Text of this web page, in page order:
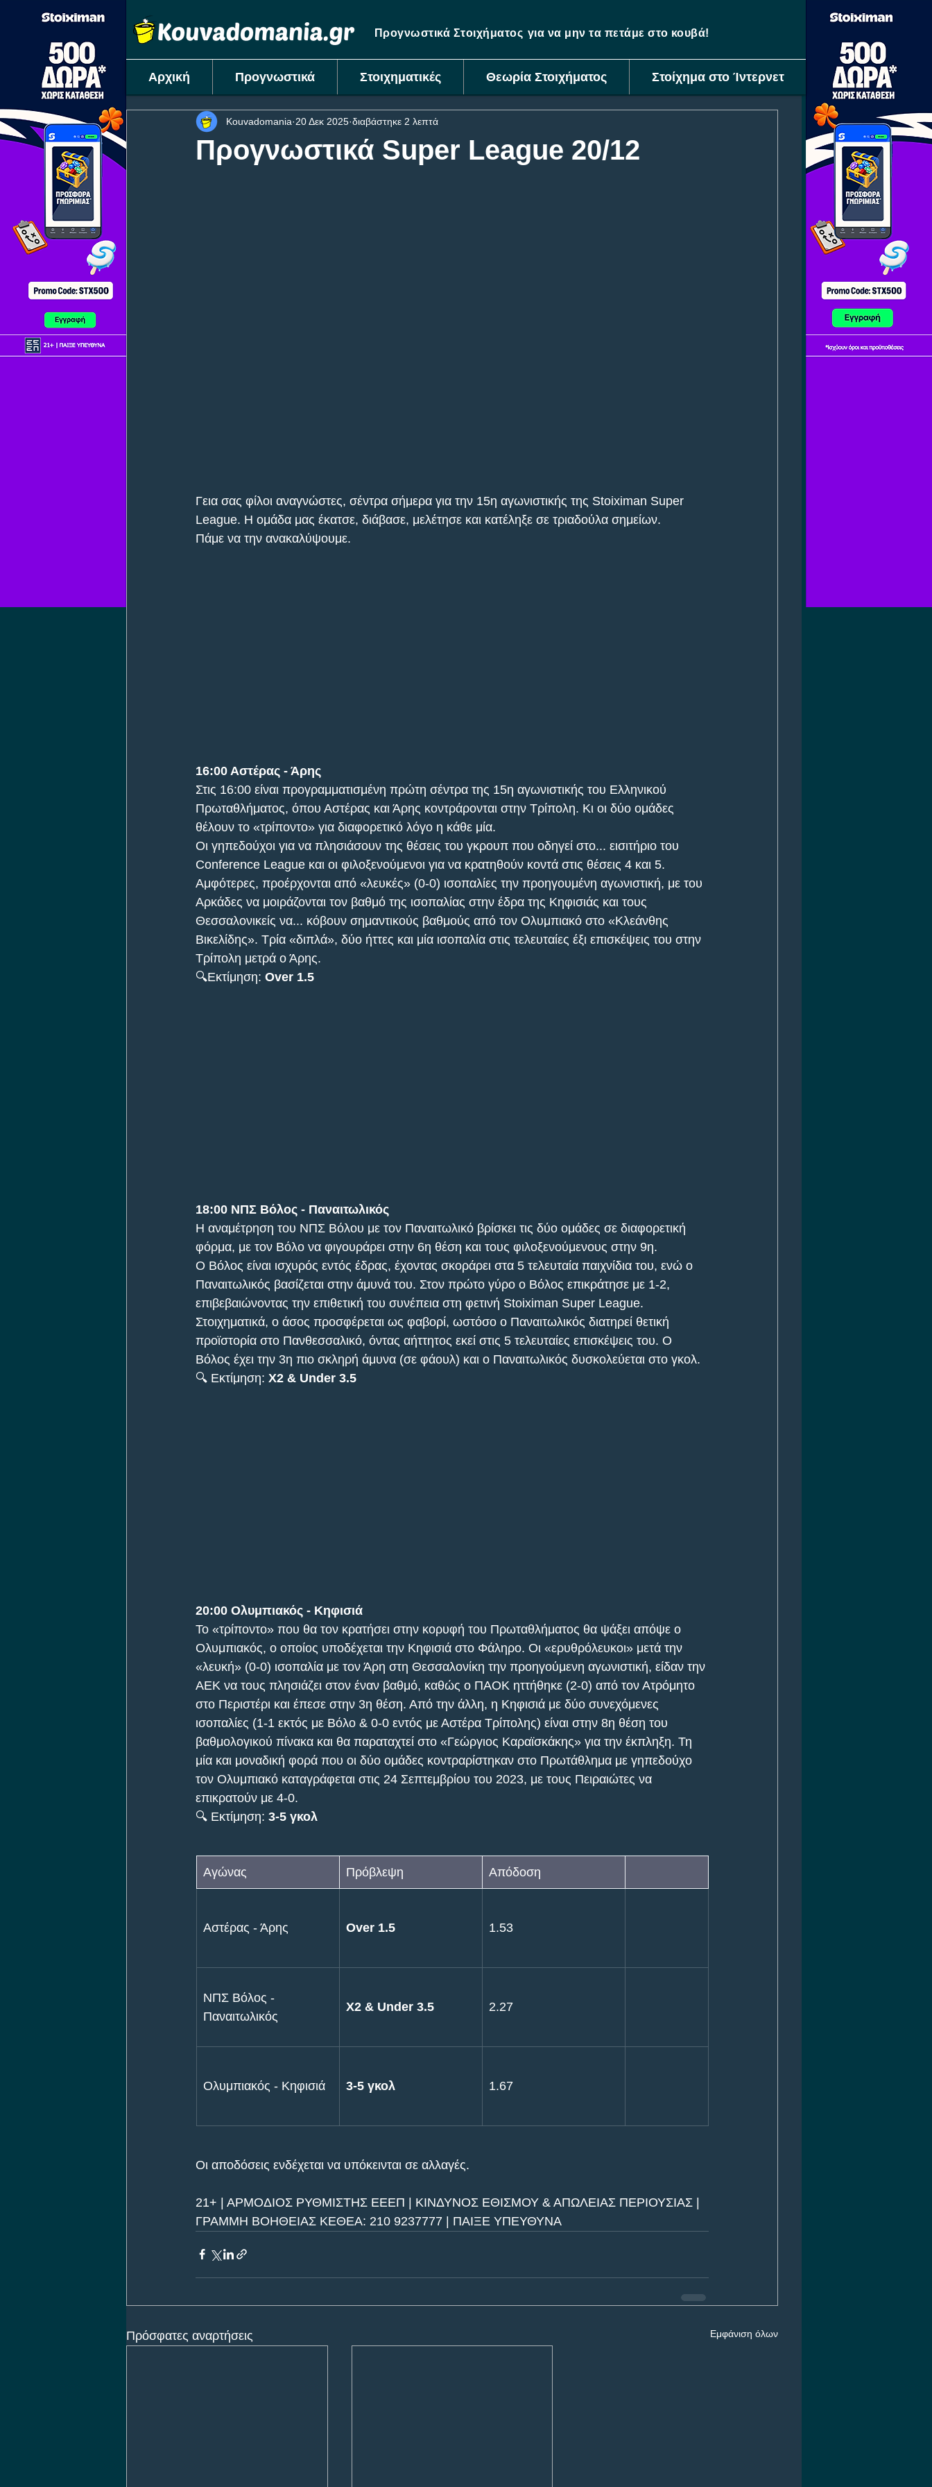
Προγνωστικά Στοιχήματος για να μην τα πετάμε στο κουβά!
Αρχική Προγνωστικά Στοιχηματικές Θεωρία Στοιχήματος Στοίχημα στο Ίντερνετ
Προγνωστικά Super League 20/12
Kouvadomania 20 Δεκ 2025 διαβάστηκε 2 λεπτά
Γεια σας φίλοι αναγνώστες, σέντρα σήμερα για την 15η αγωνιστικής της Stoiximan Super
League. Η ομάδα μας έκατσε, διάβασε, μελέτησε και κατέληξε σε τριαδούλα σημείων.
Πάμε να την ανακαλύψουμε.
16:00 Αστέρας - Άρης
Στις 16:00 είναι προγραμματισμένη πρώτη σέντρα της 15η αγωνιστικής του Ελληνικού
Πρωταθλήματος, όπου Αστέρας και Άρης κοντράρονται στην Τρίπολη. Κι οι δύο ομάδες
θέλουν το «τρίποντο» για διαφορετικό λόγο η κάθε μία.
Οι γηπεδούχοι για να πλησιάσουν της θέσεις του γκρουπ που οδηγεί στο... εισιτήριο του
Conference League και οι φιλοξενούμενοι για να κρατηθούν κοντά στις θέσεις 4 και 5.
Αμφότερες, προέρχονται από «λευκές» (0-0) ισοπαλίες την προηγουμένη αγωνιστική, με του
Αρκάδες να μοιράζονται τον βαθμό της ισοπαλίας στην έδρα της Κηφισιάς και τους
Θεσσαλονικείς να... κόβουν σημαντικούς βαθμούς από τον Ολυμπιακό στο «Κλεάνθης
Βικελίδης». Τρία «διπλά», δύο ήττες και μία ισοπαλία στις τελευταίες έξι επισκέψεις του στην
Τρίπολη μετρά ο Άρης.
🔍Εκτίμηση: Over 1.5
18:00 ΝΠΣ Βόλος - Παναιτωλικός
Η αναμέτρηση του ΝΠΣ Βόλου με τον Παναιτωλικό βρίσκει τις δύο ομάδες σε διαφορετική
φόρμα, με τον Βόλο να φιγουράρει στην 6η θέση και τους φιλοξενούμενους στην 9η.
Ο Βόλος είναι ισχυρός εντός έδρας, έχοντας σκοράρει στα 5 τελευταία παιχνίδια του, ενώ ο
Παναιτωλικός βασίζεται στην άμυνά του. Στον πρώτο γύρο ο Βόλος επικράτησε με 1-2,
επιβεβαιώνοντας την επιθετική του συνέπεια στη φετινή Stoiximan Super League.
Στοιχηματικά, ο άσος προσφέρεται ως φαβορί, ωστόσο ο Παναιτωλικός διατηρεί θετική
προϊστορία στο Πανθεσσαλικό, όντας αήττητος εκεί στις 5 τελευταίες επισκέψεις του. Ο
Βόλος έχει την 3η πιο σκληρή άμυνα (σε φάουλ) και ο Παναιτωλικός δυσκολεύεται στο γκολ.
🔍 Εκτίμηση: Χ2 & Under 3.5
20:00 Ολυμπιακός - Κηφισιά
Το «τρίποντο» που θα τον κρατήσει στην κορυφή του Πρωταθλήματος θα ψάξει απόψε ο
Ολυμπιακός, ο οποίος υποδέχεται την Κηφισιά στο Φάληρο. Οι «ερυθρόλευκοι» μετά την
«λευκή» (0-0) ισοπαλία με τον Άρη στη Θεσσαλονίκη την προηγούμενη αγωνιστική, είδαν την
ΑΕΚ να τους πλησιάζει στον έναν βαθμό, καθώς ο ΠΑΟΚ ηττήθηκε (2-0) από τον Ατρόμητο
στο Περιστέρι και έπεσε στην 3η θέση. Από την άλλη, η Κηφισιά με δύο συνεχόμενες
ισοπαλίες (1-1 εκτός με Βόλο & 0-0 εντός με Αστέρα Τρίπολης) είναι στην 8η θέση του
βαθμολογικού πίνακα και θα παραταχτεί στο «Γεώργιος Καραϊσκάκης» για την έκπληξη. Τη
μία και μοναδική φορά που οι δύο ομάδες κοντραρίστηκαν στο Πρωτάθλημα με γηπεδούχο
τον Ολυμπιακό καταγράφεται στις 24 Σεπτεμβρίου του 2023, με τους Πειραιώτες να
επικρατούν με 4-0.
🔍 Εκτίμηση: 3-5 γκολ
Αγώνας Πρόβλεψη Απόδοση
Αστέρας - Άρης Over 1.5 1.53
ΝΠΣ Βόλος -
Παναιτωλικός
X2 & Under 3.5 2.27
Ολυμπιακός - Κηφισιά 3-5 γκολ 1.67
Οι αποδόσεις ενδέχεται να υπόκεινται σε αλλαγές.
21+ | ΑΡΜΟΔΙΟΣ ΡΥΘΜΙΣΤΗΣ ΕΕΕΠ | ΚΙΝΔΥΝΟΣ ΕΘΙΣΜΟΥ & ΑΠΩΛΕΙΑΣ ΠΕΡΙΟΥΣΙΑΣ |
ΓΡΑΜΜΗ ΒΟΗΘΕΙΑΣ ΚΕΘΕΑ: 210 9237777 | ΠΑΙΞΕ ΥΠΕΥΘΥΝΑ
Πρόσφατες αναρτήσεις Εμφάνιση όλων